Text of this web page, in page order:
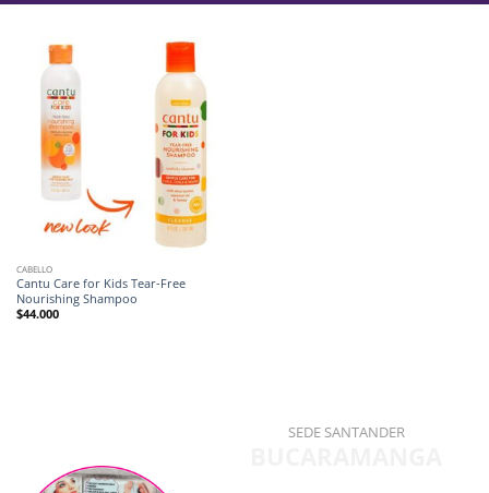
CABELLO
Cantu Care for Kids Tear-Free
Nourishing Shampoo
$44.000
SEDE SANTANDER